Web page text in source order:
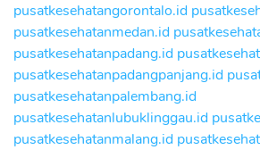
pusatkesehatangorontalo.id
pusatkesehatanmedan.id
pusatkesehatanpadang.id
pusatkesehatanpadangpanjang.id
pusatkesehatanpalembang.id
pusatkesehatanlubuklinggau.id
pusatkesehatanmalang.id